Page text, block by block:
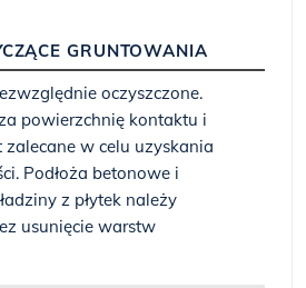
GRUNTOWANIA
oczyszczone.
powierzchnię kontaktu i
w celu uzyskania
Podłoża betonowe i
z płytek należy
usunięcie warstw